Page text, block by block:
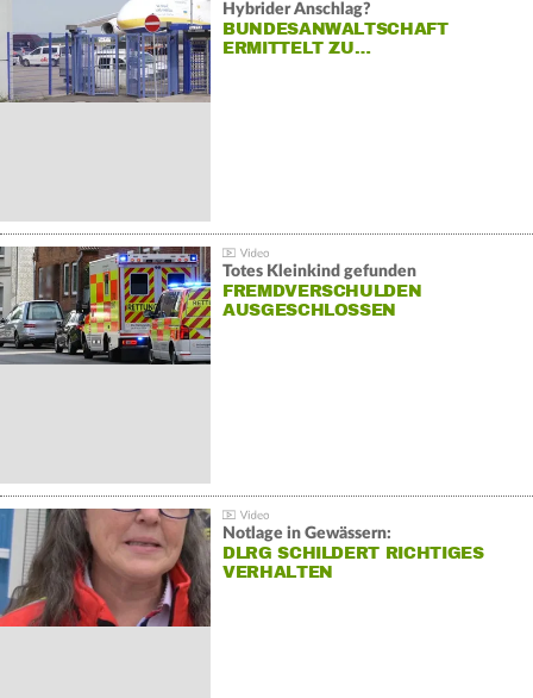
Hybrider Anschlag?
BUNDESANWALTSCHAFT
ERMITTELT ZU…
Totes Kleinkind gefunden
FREMDVERSCHULDEN
AUSGESCHLOSSEN
Notlage in Gewässern:
DLRG SCHILDERT RICHTIGES
VERHALTEN